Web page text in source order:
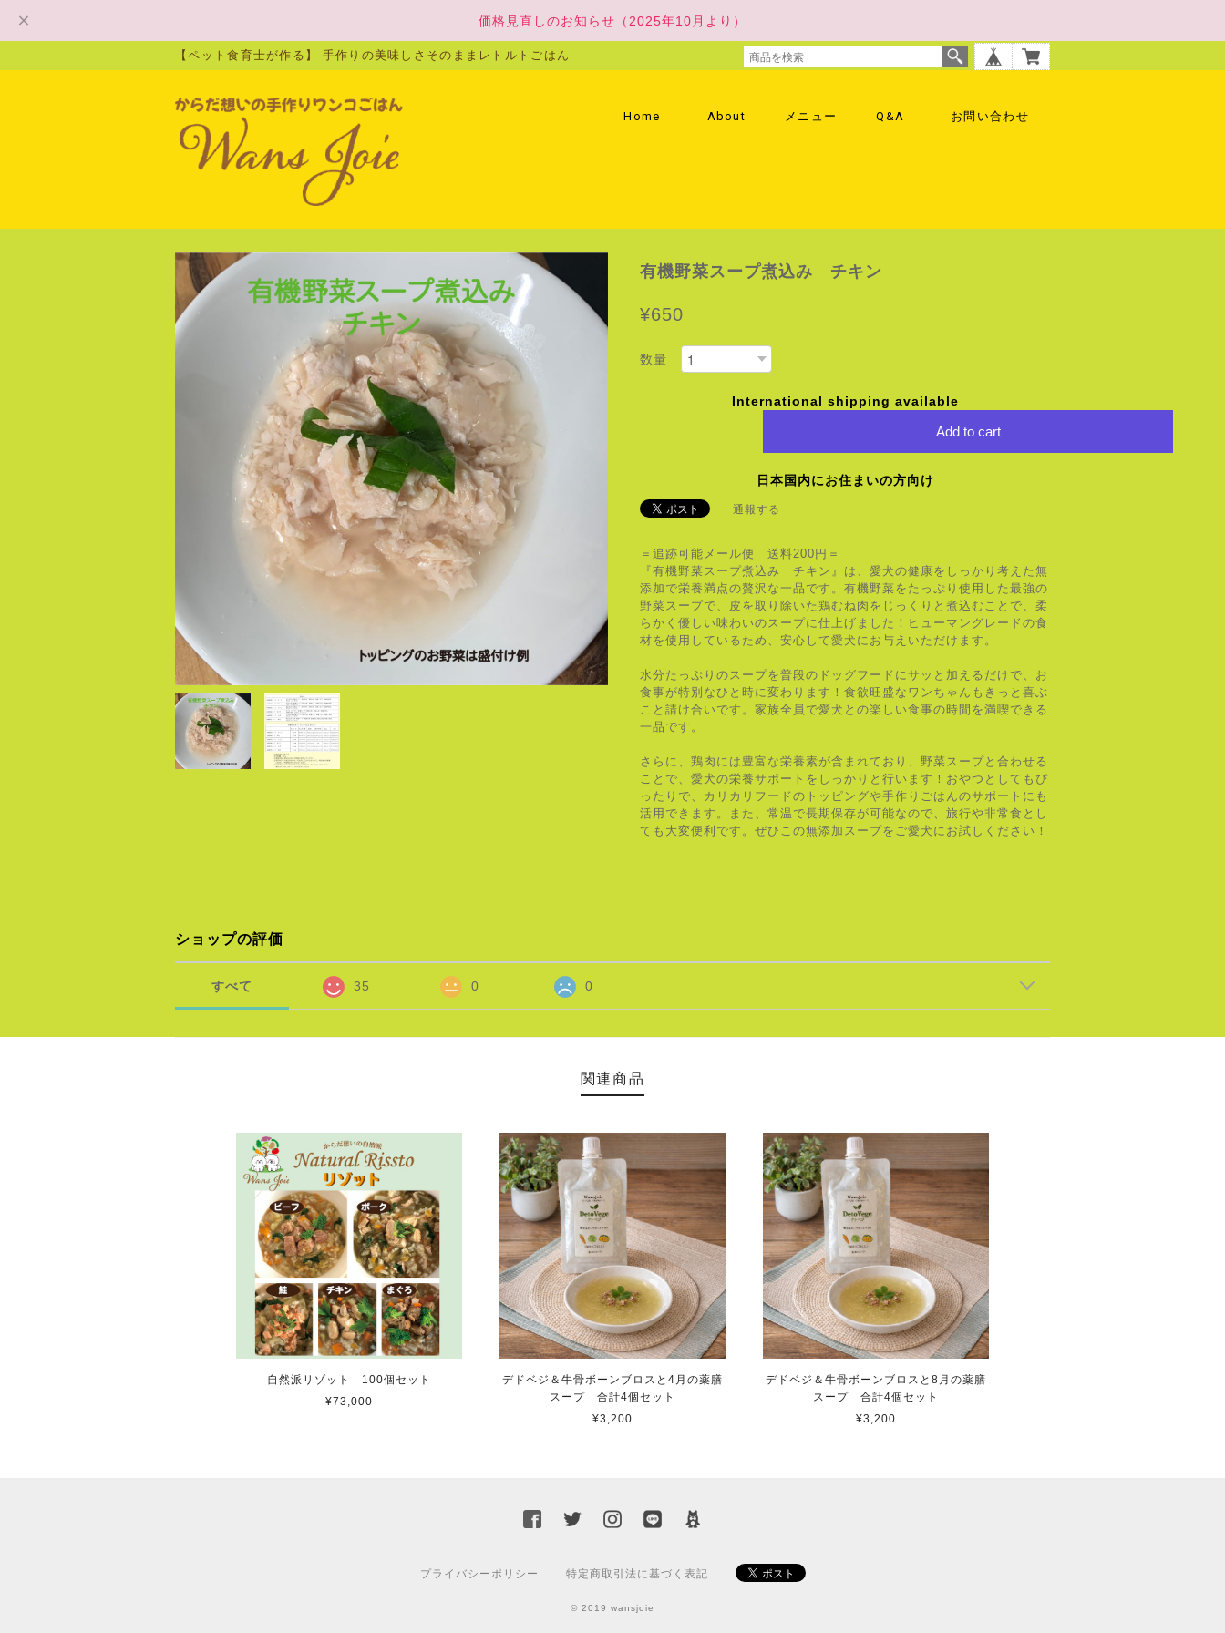
価格見直しのお知らせ（2025年10月より）
【ペット食育士が作る】 手作りの美味しさそのままレトルトごはん
Home About メニュー Q&A お問い合わせ
有機野菜スープ煮込み チキン
¥650
数量
International shipping available
Add to cart
日本国内にお住まいの方向け
通報する
＝追跡可能メール便 送料200円＝
『有機野菜スープ煮込み チキン』は、愛犬の健康をしっかり考えた無
添加で栄養満点の贅沢な一品です。有機野菜をたっぷり使用した最強の
野菜スープで、皮を取り除いた鶏むね肉をじっくりと煮込むことで、柔
らかく優しい味わいのスープに仕上げました！ヒューマングレードの食
材を使用しているため、安心して愛犬にお与えいただけます。
水分たっぷりのスープを普段のドッグフードにサッと加えるだけで、お
食事が特別なひと時に変わります！食欲旺盛なワンちゃんもきっと喜ぶ
こと請け合いです。家族全員で愛犬との楽しい食事の時間を満喫できる
一品です。
さらに、鶏肉には豊富な栄養素が含まれており、野菜スープと合わせる
ことで、愛犬の栄養サポートをしっかりと行います！おやつとしてもぴ
ったりで、カリカリフードのトッピングや手作りごはんのサポートにも
活用できます。また、常温で長期保存が可能なので、旅行や非常食とし
ても大変便利です。ぜひこの無添加スープをご愛犬にお試しください！
ショップの評価
すべて 35 0 0
関連商品
自然派リゾット 100個セット
¥73,000
デドベジ＆牛骨ボーンブロスと4月の薬膳
スープ 合計4個セット
¥3,200
デドベジ＆牛骨ボーンブロスと8月の薬膳
スープ 合計4個セット
¥3,200
プライバシーポリシー 特定商取引法に基づく表記
© 2019 wansjoie